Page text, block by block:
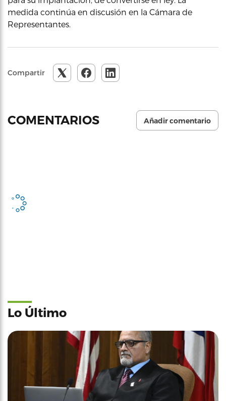
medida continúa en discusión en la Cámara de
Representantes.
Compartir
COMENTARIOS Añadir comentario
Lo Último